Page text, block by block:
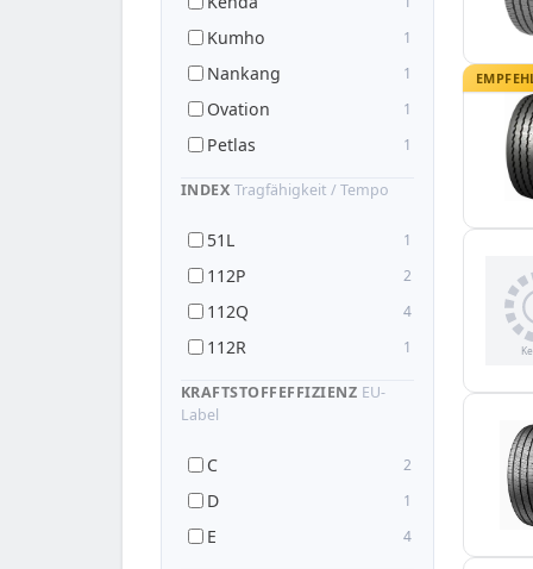
Kumho 1
Nankang 1
Ovation 1
Petlas 1
INDEX Tragfähigkeit / Tempo
51L 1
112P 2
112Q 4
112R 1
KRAFTSTOFFEFFIZIENZ EU-
Label
C 2
D 1
E 4